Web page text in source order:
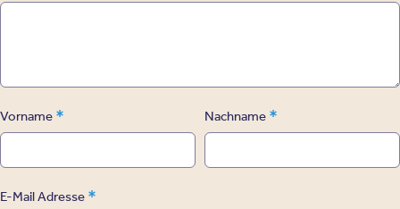
Vorname * Nachname *
E-Mail Adresse *